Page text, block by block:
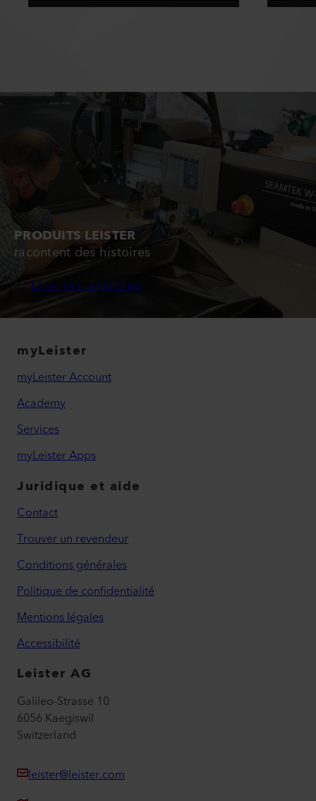
PRODUITS LEISTER
racontent des histoires
Lire les articles
myLeister
myLeister Account
Academy
Services
myLeister Apps
Juridique et aide
Contact
Trouver un revendeur
Conditions générales
Politique de confidentialité
Mentions légales
Accessibilité
Leister AG
Galileo-Strasse 10
6056 Kaegiswil
Switzerland
leister@leister.com